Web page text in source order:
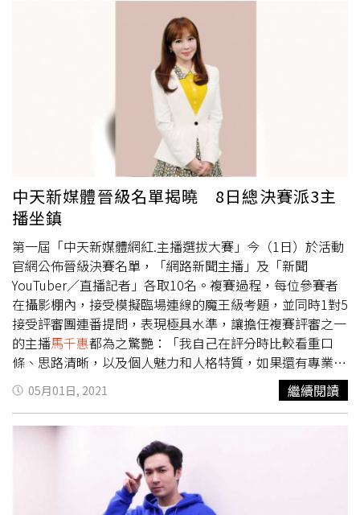
全程請鎖定下午4點至6點中天電視Youtube頻道《國民黨主
席大擂台-有膽來辯》特別報導。
平」，她指出全程超乎一般辯論會的規格，包括發言順序和
休息室，全都是幕僚當天現場抽號次，完全公開透明。
也提到，這次型態完全不同以往正經八百的辯論會：「絕
對是辛辣到底」。此外，中天還安排候選人進行「針鋒相
對」的攻防提問，這個環節可以預期出現抓對廝殺現象，為
服務觀眾，製作單位額外加碼候選人幕僚團隊對提問番外
篇，作為加長版會外賽，突顯這次不僅是候選人之戰，更是
考驗團隊的選戰策略。江啟臣直說，看到中天設計的流程，
覺得跟一般辯論會不太一樣，他期待有不同的”火花”。卓
伯源也肯定中天費心舉辦政見會，發揮公共媒體的角色。
中天新媒體晉級名單揭曉 8日總決賽派3主
播坐鎮
第一屆「中天新媒體網紅.主播選拔大賽」今（1日）於活動
官網公佈晉級決賽名單，「網路新聞主播」及「新聞
YouTuber／直播記者」各取10名。複賽過程，每位參賽者
在攝影棚內，接受模擬臨場連線的魔王級考題，並同時1對5
接受評審團連番提問，表現極具水準，讓擔任複賽評審之一
的主播馬千惠都為之驚艷：「我自己在評分時比較看重口
條、思路清晰，以及個人魅力和人格特質，如果還有專業領
域更加分，但觀察下來有好幾位參賽者都可以直接上線
了！」公佈的晉級名單中，台灣五大傳播學院的校花都榜上
有名，因此票數都相當接近，只要一天沒拉票就有可能跌出
名次外，其中清大的潘柔方更視文大的李家妤為勁敵：「家
妤的票在一天之內爆衝，直接超越我跟珮瑜，真的很厲害！
我們三個女生一直處於拉鋸戰，讓每天排名都在刷新。」李
家妤則透露，在複賽前票數一直落後其他對手，原想趁複賽
05月01日, 2021 繼續閱讀